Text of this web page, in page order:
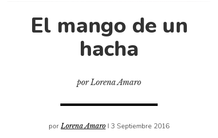
Diccionario portátil de la literatura chilena
Historia material de los libros
Lagunas mentales
El mango de un
hacha
por Lorena Amaro
porLorena Amaro I 3 Septiembre 2016